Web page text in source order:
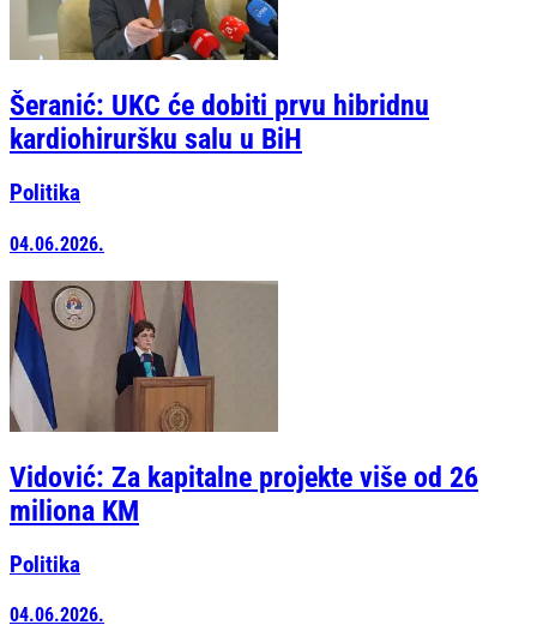
Šeranić: UKC će dobiti prvu hibridnu
kardiohiruršku salu u BiH
Politika
04.06.2026.
Vidović: Za kapitalne projekte više od 26
miliona KM
Politika
04.06.2026.